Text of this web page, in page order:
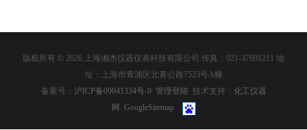
版权所有 © 2026 上海湘杰仪器仪表科技有限公司 传真：021-37691211 地
址：上海市青浦区北青公路7523号A幢
备案号： 沪ICP备09041334号-9 管理登陆 技术支持： 化工仪器
网 GoogleSitemap